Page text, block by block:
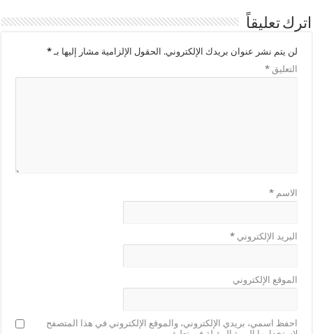
اترك تعليقاً
لن يتم نشر عنوان بريدك الإلكتروني. الحقول الإلزامية مشار إليها بـ*
التعليق*
الاسم*
البريد الإلكتروني*
الموقع الإلكتروني
احفظ اسمي، بريدي الإلكتروني، والموقع الإلكتروني في هذا المتصفح